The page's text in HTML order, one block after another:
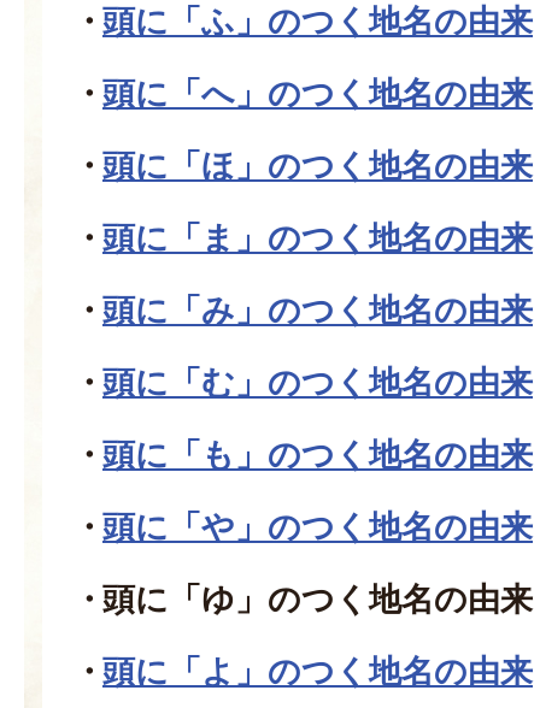
頭に「ふ」のつく地名の由来
頭に「へ」のつく地名の由来
頭に「ほ」のつく地名の由来
頭に「ま」のつく地名の由来
頭に「み」のつく地名の由来
頭に「む」のつく地名の由来
頭に「も」のつく地名の由来
頭に「や」のつく地名の由来
頭に「ゆ」のつく地名の由来
頭に「よ」のつく地名の由来